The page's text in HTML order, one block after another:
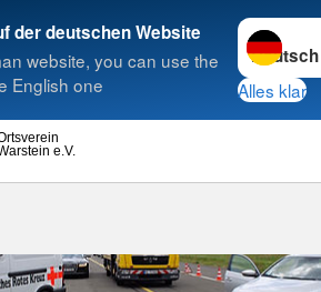
der deutschen Website
website, you can use the
English one
Sprache
Alles klar
e.V.
Suche